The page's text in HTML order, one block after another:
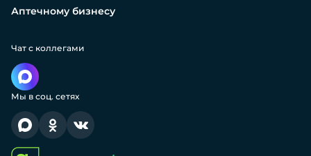
Аптечному бизнесу
Чат с коллегами
Мы в соц. сетях